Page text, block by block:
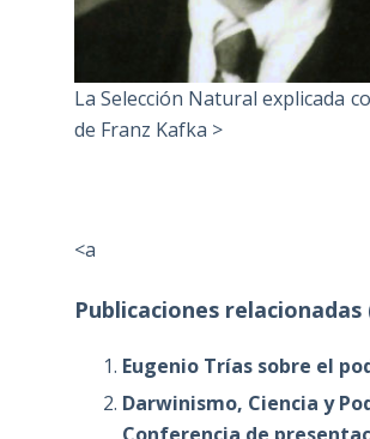
La Selección Natural explicada
de Franz Kafka >
<a
Publicaciones relacionadas
Eugenio Trías sobre el
Darwinismo, Ciencia y